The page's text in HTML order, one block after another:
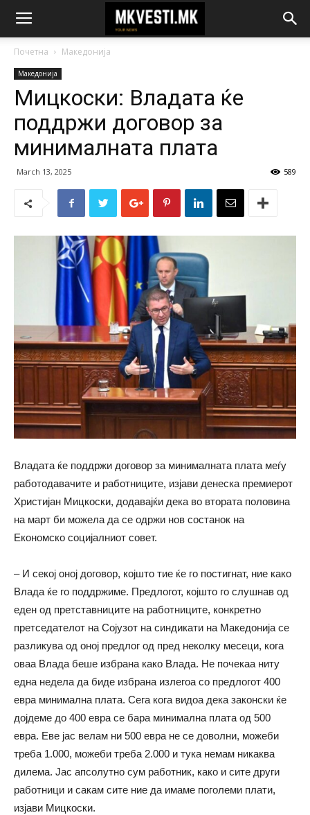
Почетна Македонија
Македонија
Мицкоски: Владата ќе
поддржи договор за
минималната плата
March 13, 2025 589
Владата ќе поддржи договор за минималната плата меѓу
работодавачите и работниците, изјави денеска премиерот
Христијан Мицкоски, додавајќи дека во втората половина
на март би можела да се одржи нов состанок на
Економско социјалниот совет.
– И секој оној договор, којшто тие ќе го постигнат, ние како
Влада ќе го поддржиме. Предлогот, којшто го слушнав од
еден од претставниците на работниците, конкретно
претседателот на Сојузот на синдикати на Македонија се
разликува од оној предлог од пред неколку месеци, кога
оваа Влада беше избрана како Влада. Не почекаа ниту
една недела да биде избрана излегоа со предлогот 400
евра минимална плата. Сега кога видоа дека законски ќе
дојдеме до 400 евра се бара минимална плата од 500
евра. Еве јас велам ни 500 евра не се доволни, можеби
треба 1.000, можеби треба 2.000 и тука немам никаква
дилема. Јас апсолутно сум работник, како и сите други
работници и сакам сите ние да имаме поголеми плати,
изјави Мицкоски.